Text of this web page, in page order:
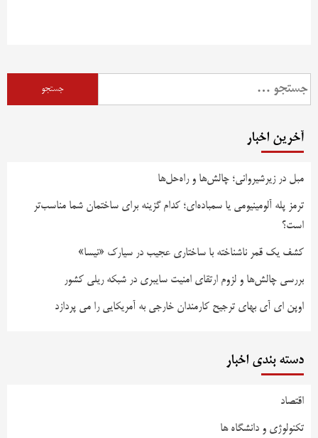
آخرین اخبار
مبل در زیرشیروانی؛ چالش‌ها و راه‌حل‌ها
ترمز پله آلومینیومی یا سمباده‌ای؛ کدام گزینه برای ساختمان شما مناسب‌تر
است؟
کشف یک قمر ناشناخته با ساختاری عجیب در سیارک «نیسا»
بررسی چالش‌ها و لزوم ارتقای امنیت سایبری در شبکه ریلی کشور
اوپن ای آی بهای ترجیح کارمندان خارجی به آمریکایی را می پردازد
دسته بندی اخبار
اقتصاد
تکنولوژی و دانشگاه ها